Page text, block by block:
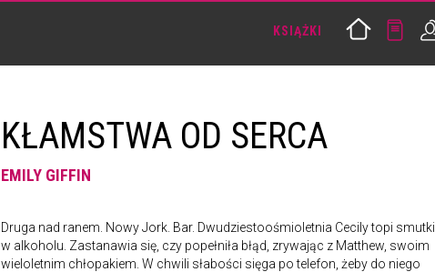
KSIĄŻKI
KŁAMSTWA OD SERCA
EMILY GIFFIN
Druga nad ranem. Nowy Jork. Bar. Dwudziestoośmioletnia Cecily topi smutki
w alkoholu. Zastanawia się, czy popełniła błąd, zrywając z Matthew, swoim
wieloletnim chłopakiem. W chwili słabości sięga po telefon, żeby do niego